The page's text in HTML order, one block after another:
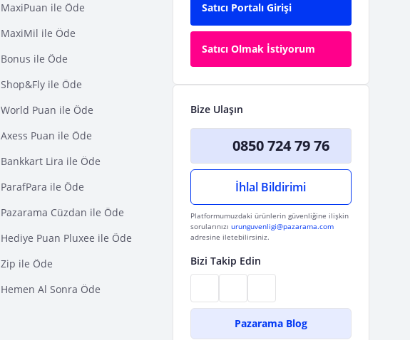
MaxiPuan ile Öde
MaxiMil ile Öde
Bonus ile Öde
Shop&Fly ile Öde
World Puan ile Öde
Axess Puan ile Öde
Bankkart Lira ile Öde
ParafPara ile Öde
Pazarama Cüzdan ile Öde
Hediye Puan Pluxee ile Öde
Zip ile Öde
Hemen Al Sonra Öde
Satıcı Portalı Girişi
Satıcı Olmak İstiyorum
Bize Ulaşın
0850 724 79 76
İhlal Bildirimi
Platformumuzdaki ürünlerin güvenliğine ilişkin
sorularınızı urunguvenligi@pazarama.com
adresine iletebilirsiniz.
Bizi Takip Edin
Pazarama Blog